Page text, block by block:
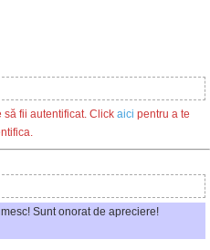
să fii autentificat. Click aici pentru a te
Sunt onorat de apreciere!